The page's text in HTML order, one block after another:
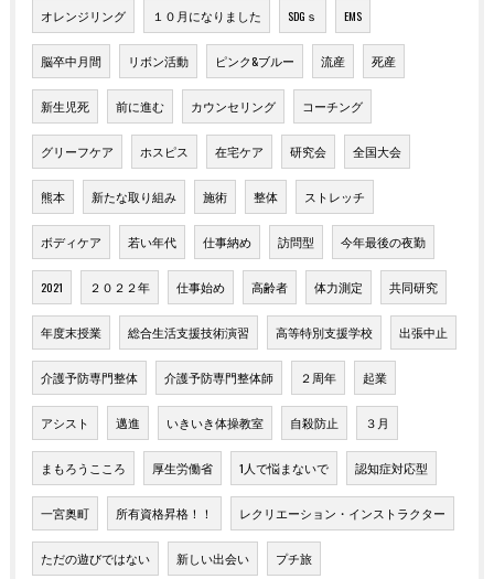
オレンジリング １０月になりました SDGｓ EMS
脳卒中月間 リボン活動 ピンク&ブルー 流産 死産
新生児死 前に進む カウンセリング コーチング
グリーフケア ホスピス 在宅ケア 研究会 全国大会
熊本 新たな取り組み 施術 整体 ストレッチ
ボディケア 若い年代 仕事納め 訪問型 今年最後の夜勤
2021 ２０２２年 仕事始め 高齢者 体力測定 共同研究
年度末授業 総合生活支援技術演習 高等特別支援学校 出張中止
介護予防専門整体 介護予防専門整体師 ２周年 起業
アシスト 邁進 いきいき体操教室 自殺防止 ３月
まもろうこころ 厚生労働省 1人で悩まないで 認知症対応型
一宮奥町 所有資格昇格！！ レクリエーション・インストラクター
ただの遊びではない 新しい出会い プチ旅